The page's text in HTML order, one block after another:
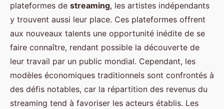
plateformes de streaming, les artistes indépendants
y trouvent aussi leur place. Ces plateformes offrent
aux nouveaux talents une opportunité inédite de se
faire connaître, rendant possible la découverte de
leur travail par un public mondial. Cependant, les
modèles économiques traditionnels sont confrontés à
des défis notables, car la répartition des revenus du
streaming tend à favoriser les acteurs établis. Les